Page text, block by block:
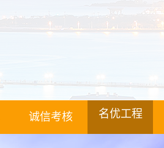
诚信考核 名优工程